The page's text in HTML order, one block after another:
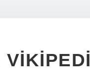
VIKIPEDI